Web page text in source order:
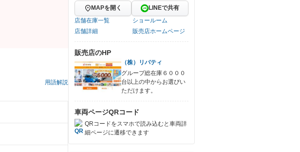
用語解説
MAPを開く
LINEで共有
店舗在庫一覧
ショールーム
店舗詳細
販売店ホームページ
販売店のHP
（株）リバティ
グループ総在庫６０００
台以上の中からお選びい
ただけます。
車両ページQRコード
QRコードをスマホで読み込むと車両詳
細ページに遷移できます